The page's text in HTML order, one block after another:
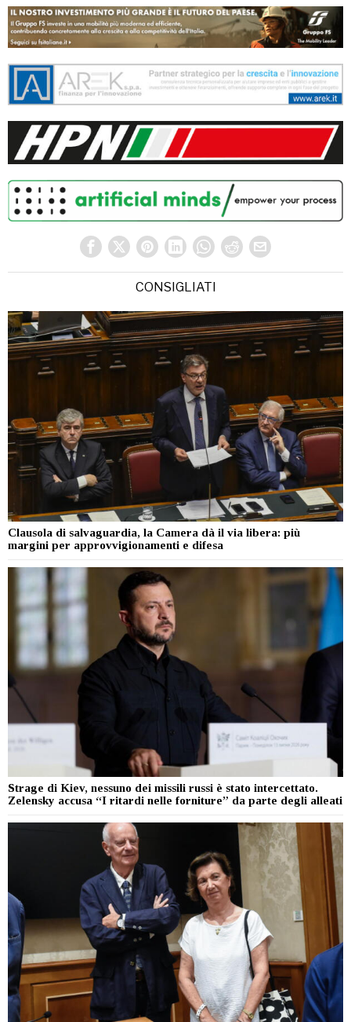
CONSIGLIATI
Clausola di salvaguardia, la Camera dà il via libera: più
margini per approvvigionamenti e difesa
Strage di Kiev, nessuno dei missili russi è stato intercettato.
Zelensky accusa “I ritardi nelle forniture” da parte degli alleati